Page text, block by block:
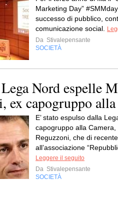
Marketing Day”
successo di pubblico,
comunicazione social.
Da Stivalepensante
SOCIETÀ
Nord espelle
ex capogruppo
E’ stato espulso dalla
capogruppo alla Camera,
Reguzzoni, che di
all’associazione
Leggere il seguito
Da Stivalepensante
SOCIETÀ